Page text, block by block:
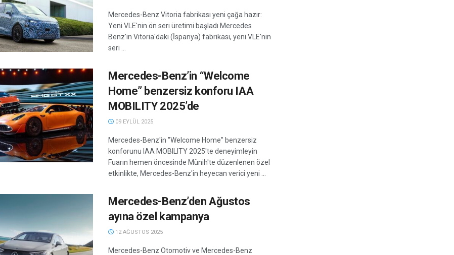
Mercedes-Benz Vitoria fabrikası yeni çağa hazır:
Yeni VLE'nin ön seri üretimi başladı Mercedes
Benz'in Vitoria'daki (İspanya) fabrikası, yeni VLE'nin
seri ...
Mercedes-Benz’in “Welcome
Home” benzersiz konforu IAA
MOBILITY 2025’de
09 EYLÜL 2025
Mercedes-Benz'in "Welcome Home" benzersiz
konforunu IAA MOBILITY 2025'te deneyimleyin
Fuarın hemen öncesinde Münih'te düzenlenen özel
etkinlikte, Mercedes-Benz'in heyecan verici yeni ...
Mercedes-Benz’den Ağustos
ayına özel kampanya
12 AĞUSTOS 2025
Mercedes-Benz Otomotiv ve Mercedes-Benz